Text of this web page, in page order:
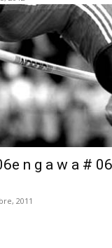
n g a w a #
2011